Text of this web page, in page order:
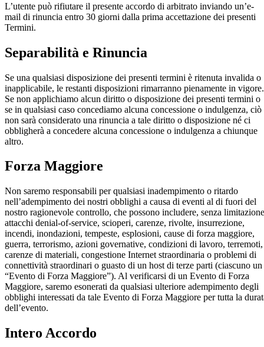
L’utente può rifiutare il presente accordo di arbitrato inviando un’e-
mail di rinuncia entro 30 giorni dalla prima accettazione dei presenti
Termini.
Separabilità e Rinuncia
Se una qualsiasi disposizione dei presenti termini è ritenuta invalida o
inapplicabile, le restanti disposizioni rimarranno pienamente in vigore.
Se non applichiamo alcun diritto o disposizione dei presenti termini o
se in qualsiasi caso concediamo alcuna concessione o indulgenza, ciò
non sarà considerato una rinuncia a tale diritto o disposizione né ci
obbligherà a concedere alcuna concessione o indulgenza a chiunque
altro.
Forza Maggiore
Non saremo responsabili per qualsiasi inadempimento o ritardo
nell’adempimento dei nostri obblighi a causa di eventi al di fuori del
nostro ragionevole controllo, che possono includere, senza
attacchi denial-of-service, scioperi, carenze, rivolte, insurrezione,
incendi, inondazioni, tempeste, esplosioni, cause di forza maggiore,
guerra, terrorismo, azioni governative, condizioni di lavoro, terremoti,
carenze di materiali, congestione Internet straordinaria o problemi di
connettività straordinari o guasto di un host di terze parti (ciascuno un
“Evento di Forza Maggiore”). Al verificarsi di un Evento di Forza
Maggiore, saremo esonerati da qualsiasi ulteriore adempimento degli
obblighi interessati da tale Evento di Forza Maggiore per tutta la
dell’evento.
Intero Accordo